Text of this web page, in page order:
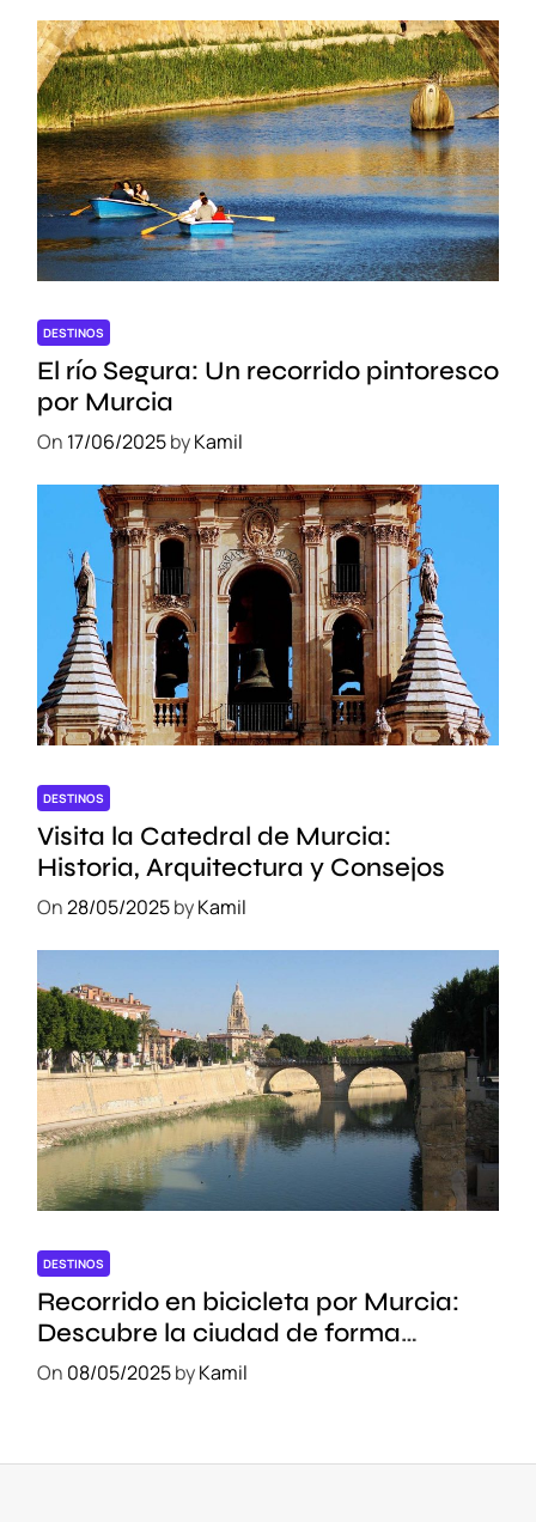
DESTINOS
El río Segura: Un recorrido pintoresco
por Murcia
On 17/06/2025byKamil
DESTINOS
Visita la Catedral de Murcia:
Historia, Arquitectura y Consejos
On28/05/2025byKamil
DESTINOS
Recorrido en bicicleta por Murcia:
Descubre la ciudad de forma
sostenible
On 08/05/2025byKamil